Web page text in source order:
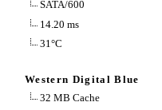
SATA/600
14.20 ms
31°C
Western Digital Blue
32 MB Cache